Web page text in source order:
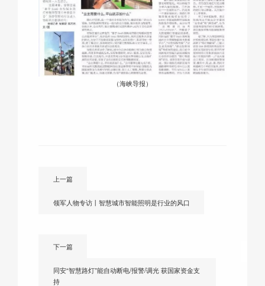
（海峡导报）
上一篇
领军人物专访丨智慧城市智能照明是行业的风口
下一篇
同安“智慧路灯”能自动断电/报警/调光 获国家资金支
持